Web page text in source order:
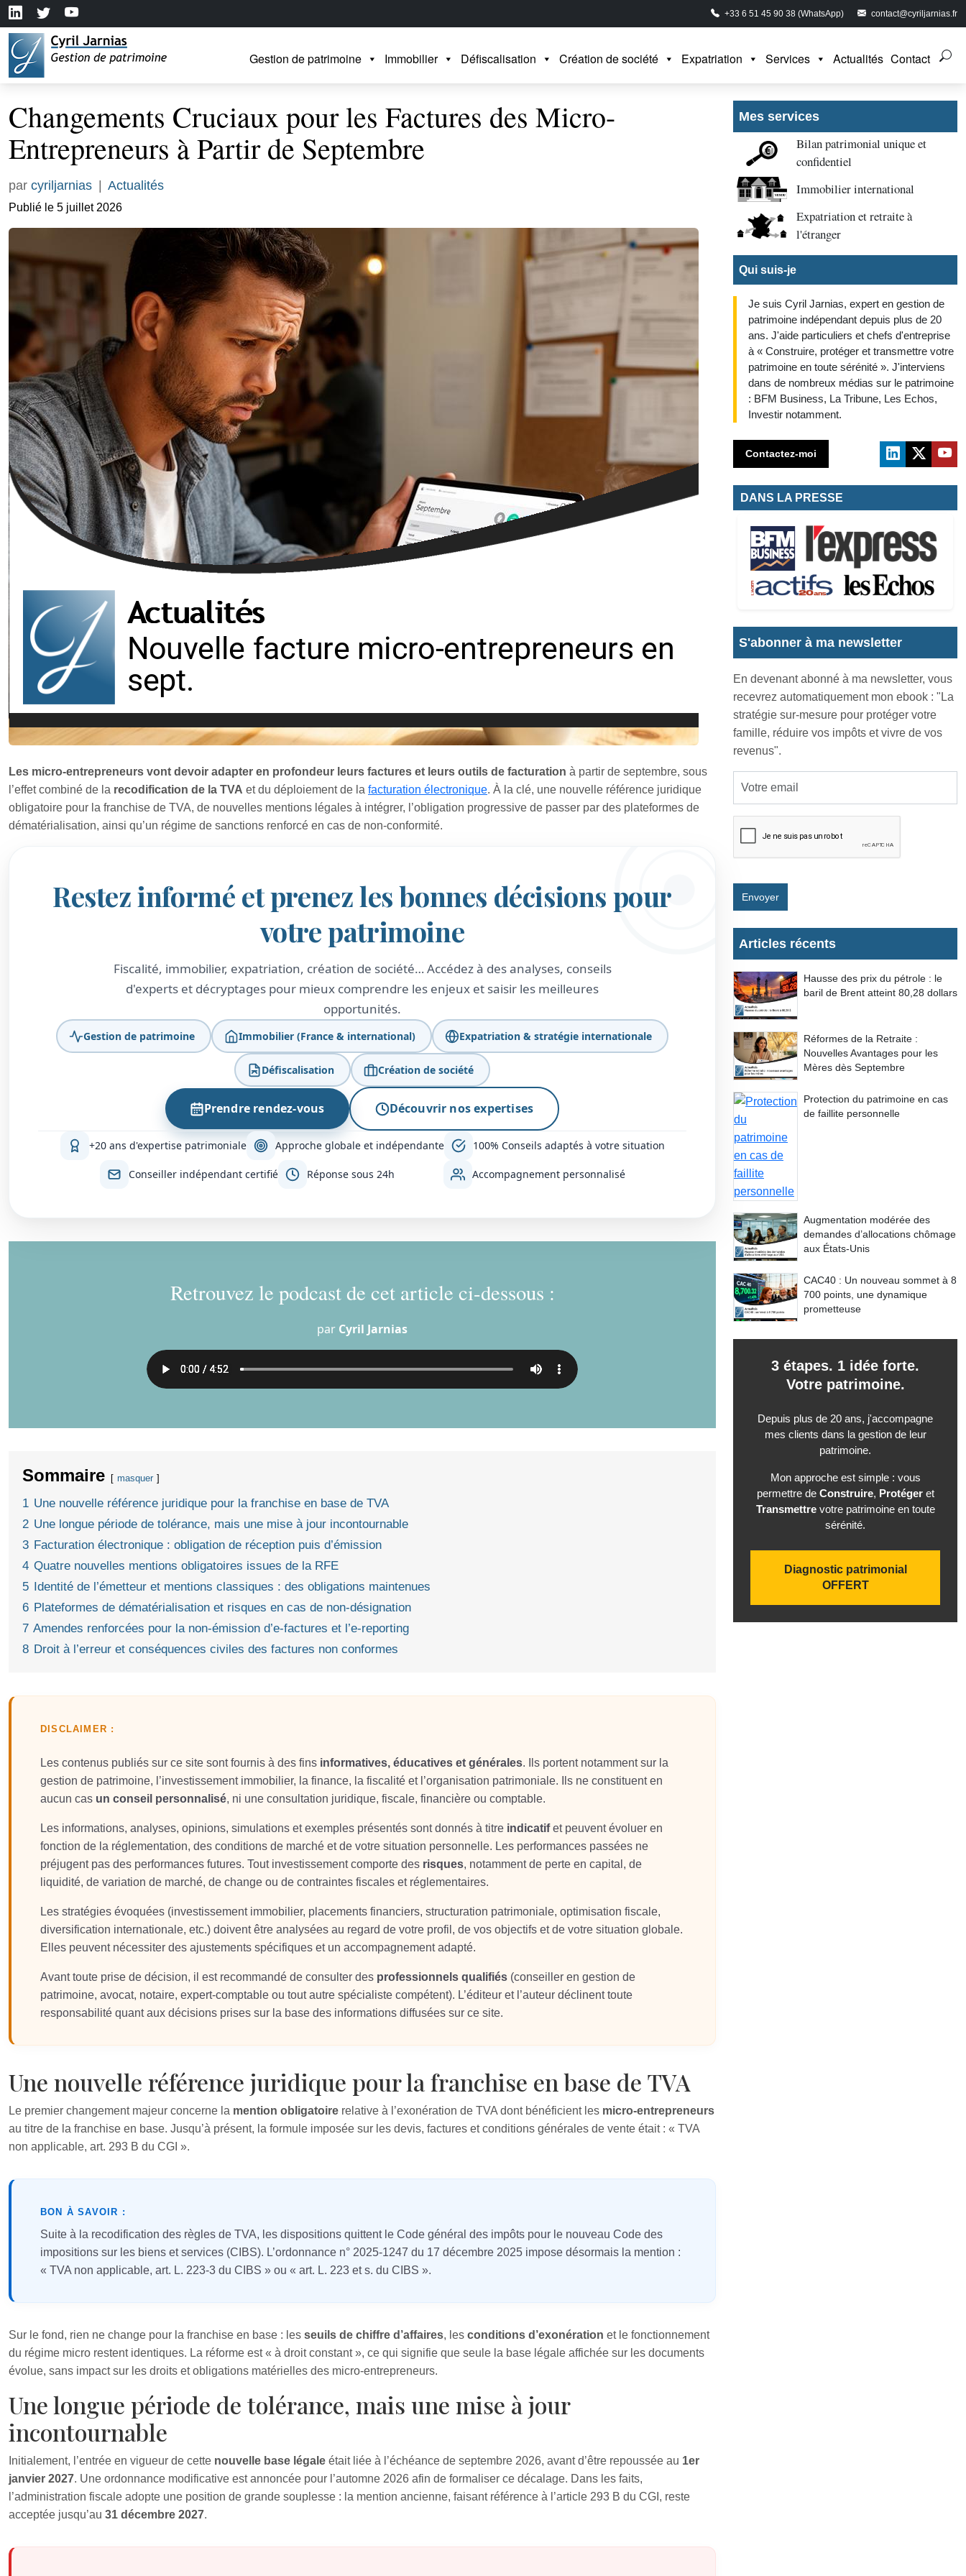
+33 6 51 45 90 38 (WhatsApp) contact@cyriljarnias.fr
Gestion de patrimoine Immobilier Défiscalisation Création de société Expatriation Services Actualités Contact
Changements Cruciaux pour les Factures des Micro-
Entrepreneurs à Partir de Septembre
par cyriljarnias Actualités
Publié le 5 juillet 2026
Les micro-entrepreneurs vont devoir adapter en profondeur leurs factures et leurs outils de facturation à partir de septembre, sous
l’effet combiné de la recodification de la TVA et du déploiement de la facturation électronique. À la clé, une nouvelle référence juridique
obligatoire pour la franchise de TVA, de nouvelles mentions légales à intégrer, l’obligation progressive de passer par des plateformes de
dématérialisation, ainsi qu’un régime de sanctions renforcé en cas de non‑conformité.
Restez informé et prenez les bonnes décisions pour
votre patrimoine
Fiscalité, immobilier, expatriation, création de société… Accédez à des analyses, conseils
d'experts et décryptages pour mieux comprendre les enjeux et saisir les meilleures
opportunités.
Gestion de patrimoine Immobilier (France & international) Expatriation & stratégie internationale
Défiscalisation Création de société
Prendre rendez-vous Découvrir nos expertises
+20 ans d'expertise patrimoniale Approche globale et indépendante 100% Conseils adaptés à votre situation
Conseiller indépendant certifié Réponse sous 24h Accompagnement personnalisé
Retrouvez le podcast de cet article ci-dessous :
par Cyril Jarnias
Sommaire masquer
1 Une nouvelle référence juridique pour la franchise en base de TVA
2 Une longue période de tolérance, mais une mise à jour incontournable
3 Facturation électronique : obligation de réception puis d’émission
4 Quatre nouvelles mentions obligatoires issues de la RFE
5 Identité de l’émetteur et mentions classiques : des obligations maintenues
6 Plateformes de dématérialisation et risques en cas de non‑désignation
7 Amendes renforcées pour la non‑émission d’e‑factures et l’e‑reporting
8 Droit à l’erreur et conséquences civiles des factures non conformes
DISCLAIMER :
Les contenus publiés sur ce site sont fournis à des fins informatives, éducatives et générales. Ils portent notamment sur la
gestion de patrimoine, l’investissement immobilier, la finance, la fiscalité et l’organisation patrimoniale. Ils ne constituent en
aucun cas un conseil personnalisé, ni une consultation juridique, fiscale, financière ou comptable.
Les informations, analyses, opinions, simulations et exemples présentés sont donnés à titre indicatifet peuvent évoluer en
fonction de la réglementation, des conditions de marché et de votre situation personnelle. Les performances passées ne
préjugent pas des performances futures. Tout investissement comporte des risques, notamment de perte en capital, de
liquidité, de variation de marché, de change ou de contraintes fiscales et réglementaires.
Les stratégies évoquées (investissement immobilier, placements financiers, structuration patrimoniale, optimisation fiscale,
diversification internationale, etc.) doivent être analysées au regard de votre profil, de vos objectifs et de votre situation globale.
Elles peuvent nécessiter des ajustements spécifiques et un accompagnement adapté.
Avant toute prise de décision, il est recommandé de consulter des professionnels qualifiés (conseiller en gestion de
patrimoine, avocat, notaire, expert-comptable ou tout autre spécialiste compétent). L’éditeur et l’auteur déclinent toute
responsabilité quant aux décisions prises sur la base des informations diffusées sur ce site.
Une nouvelle référence juridique pour la franchise en base de TVA
Le premier changement majeur concerne la mention obligatoire relative à l’exonération de TVA dont bénéficient les micro‑entrepreneurs
au titre de la franchise en base. Jusqu’à présent, la formule imposée sur les devis, factures et conditions générales de vente était : « TVA
non applicable, art. 293 B du CGI ».
BON À SAVOIR :
Suite à la recodification des règles de TVA, les dispositions quittent le Code général des impôts pour le nouveau Code des
impositions sur les biens et services (CIBS). L’ordonnance n° 2025‑1247 du 17 décembre 2025 impose désormais la mention :
« TVA non applicable, art. L. 223‑3 du CIBS » ou « art. L. 223 et s. du CIBS ».
Sur le fond, rien ne change pour la franchise en base : les seuils de chiffre d’affaires, les conditions d’exonération et le fonctionnement
du régime micro restent identiques. La réforme est « à droit constant », ce qui signifie que seule la base légale affichée sur les documents
évolue, sans impact sur les droits et obligations matérielles des micro‑entrepreneurs.
Une longue période de tolérance, mais une mise à jour
incontournable
Initialement, l’entrée en vigueur de cette nouvelle base légale était liée à l’échéance de septembre 2026, avant d’être repoussée au 1er
janvier 2027. Une ordonnance modificative est annoncée pour l’automne 2026 afin de formaliser ce décalage. Dans les faits,
l’administration fiscale adopte une position de grande souplesse : la mention ancienne, faisant référence à l’article 293 B du CGI, reste
acceptée jusqu’au 31 décembre 2027.
Mes services
Bilan patrimonial unique et
confidentiel
Immobilier international
Expatriation et retraite à
l'étranger
Qui suis-je
Je suis Cyril Jarnias, expert en gestion de
patrimoine indépendant depuis plus de 20
ans. J'aide particuliers et chefs d'entreprise
à « Construire, protéger et transmettre votre
patrimoine en toute sérénité ». J'interviens
dans de nombreux médias sur le patrimoine
: BFM Business, La Tribune, Les Echos,
Investir notamment.
Contactez-moi
DANS LA PRESSE
S'abonner à ma newsletter
En devenant abonné à ma newsletter, vous
recevrez automatiquement mon ebook : "La
stratégie sur-mesure pour protéger votre
famille, réduire vos impôts et vivre de vos
revenus".
Envoyer
Articles récents
Hausse des prix du pétrole : le
baril de Brent atteint 80,28 dollars
Réformes de la Retraite :
Nouvelles Avantages pour les
Mères dès Septembre
Protection du patrimoine en cas
de faillite personnelle
Augmentation modérée des
demandes d’allocations chômage
aux États-Unis
CAC40 : Un nouveau sommet à 8
700 points, une dynamique
prometteuse
3 étapes. 1 idée forte.
Votre patrimoine.
Depuis plus de 20 ans, j'accompagne
mes clients dans la gestion de leur
patrimoine.
Mon approche est simple : vous
permettre de Construire, Protégeret
Transmettrevotre patrimoine en toute
sérénité.
Diagnostic patrimonial
OFFERT